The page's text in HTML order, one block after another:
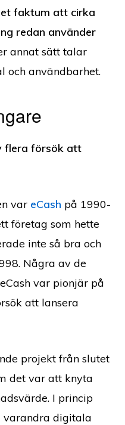
faktum att cirka
redan använder
annat sätt talar
och användbarhet.
flera försök att
var eCash på 1990-
företag som hette
inte så bra och
Några av de
var pionjär på
att lansera
projekt från slutet
det var att knyta
I princip
varandra digitala